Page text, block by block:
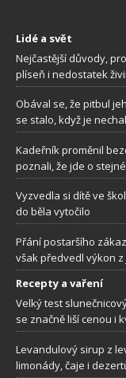
Lidé a svět
Nejčastější důvody,
plíseň i nedostatek
Obával se, že pitbul
se stalo, když je
Kadeřník proměnil
poznali, že jde o
Vyzvedla si dítě ve
do běla vytočilo
Přání postaršího
však předvedl výkon
Recepty a vaření
Velký test
se značně liší cenou i
Levandulový sirup z
limonády, čaje i